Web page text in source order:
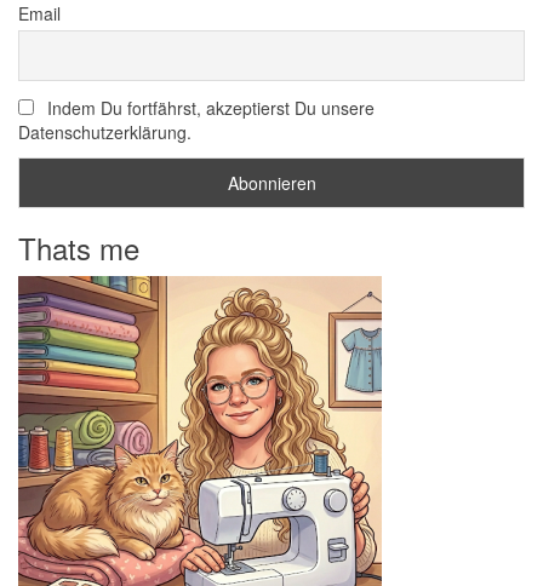
Email
Indem Du fortfährst, akzeptierst Du unsere
Datenschutzerklärung.
Thats me